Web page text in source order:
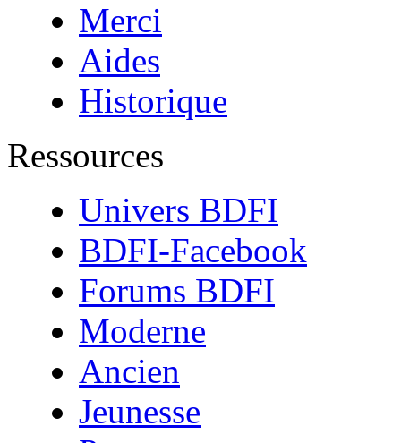
Merci
Aides
Historique
Ressources
Univers BDFI
BDFI-Facebook
Forums BDFI
Moderne
Ancien
Jeunesse